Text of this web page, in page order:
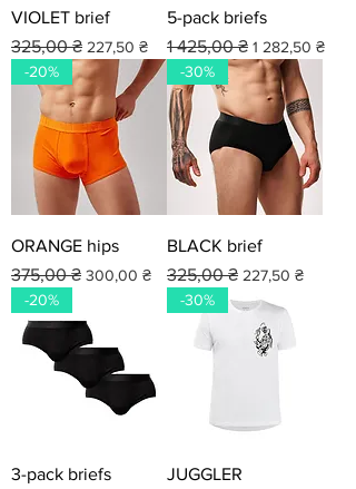
VIOLET brief
Звичайна ціна
325,00 ₴ За розпродажем
227,50 ₴
5-pack briefs
Звичайна ціна
1 425,00 ₴ За
1 282,50 ₴
-20%
ORANGE hips
Звичайна ціна
375,00 ₴ За розпродажем
300,00 ₴
-30%
BLACK brief
Звичайна ціна
325,00 ₴ За розпродажем
227,50 ₴
-20%
3-pack briefs
-30%
JUGGLER